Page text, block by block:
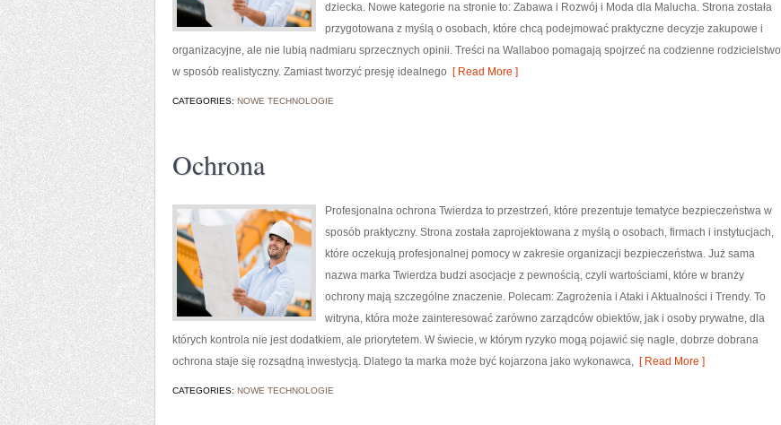
dziecka. Nowe kategorie na stronie to: Zabawa i Rozwój i Moda dla Malucha. Strona została
przygotowana z myślą o osobach, które chcą podejmować praktyczne decyzje zakupowe i
organizacyjne, ale nie lubią nadmiaru sprzecznych opinii. Treści na Wallaboo pomagają spojrzeć na codzienne rodzicielstwo
w sposób realistyczny. Zamiast tworzyć presję idealnego [ Read More ]
CATEGORIES: NOWE TECHNOLOGIE
Ochrona
Profesjonalna ochrona Twierdza to przestrzeń, które prezentuje tematyce bezpieczeństwa w
sposób praktyczny. Strona została zaprojektowana z myślą o osobach, firmach i instytucjach,
które oczekują profesjonalnej pomocy w zakresie organizacji bezpieczeństwa. Już sama
nazwa marka Twierdza budzi asocjacje z pewnością, czyli wartościami, które w branży
ochrony mają szczególne znaczenie. Polecam: Zagrożenia i Ataki i Aktualności i Trendy. To
witryna, która może zainteresować zarówno zarządców obiektów, jak i osoby prywatne, dla
których kontrola nie jest dodatkiem, ale priorytetem. W świecie, w którym ryzyko mogą pojawić się nagle, dobrze dobrana
ochrona staje się rozsądną inwestycją. Dlatego ta marka może być kojarzona jako wykonawca, [ Read More ]
CATEGORIES: NOWE TECHNOLOGIE